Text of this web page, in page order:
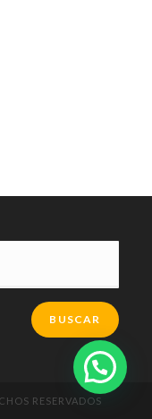
BUSCAR
RESERVADOS